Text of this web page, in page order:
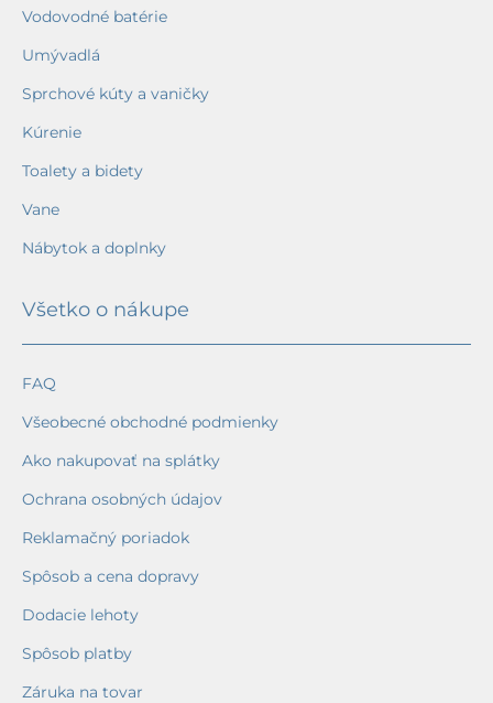
Vodovodné batérie
Umývadlá
Sprchové kúty a vaničky
Kúrenie
Toalety a bidety
Vane
Nábytok a doplnky
Všetko o nákupe
FAQ
Všeobecné obchodné podmienky
Ako nakupovať na splátky
Ochrana osobných údajov
Reklamačný poriadok
Spôsob a cena dopravy
Dodacie lehoty
Spôsob platby
Záruka na tovar